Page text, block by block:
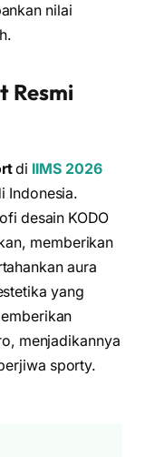
nilai
Resmi
di IIMS 2026
Indonesia.
desain KODO
memberikan
aura
yang
menjadikannya
sporty.